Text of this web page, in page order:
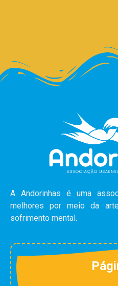
A Andorinhas é uma
melhores por meio da
sofrimento mental.